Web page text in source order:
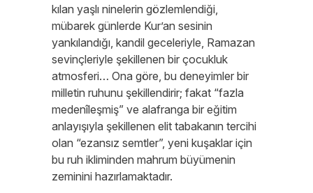
kılan yaşlı ninelerin gözlemlendiği,
mübarek günlerde Kur’an sesinin
yankılandığı, kandil geceleriyle, Ramazan
sevinçleriyle şekillenen bir çocukluk
atmosferi… Ona göre, bu deneyimler bir
milletin ruhunu şekillendirir; fakat “fazla
medenîleşmiş” ve alafranga bir eğitim
anlayışıyla şekillenen elit tabakanın tercihi
olan “ezansız semtler”, yeni kuşaklar için
bu ruh ikliminden mahrum büyümenin
zeminini hazırlamaktadır.